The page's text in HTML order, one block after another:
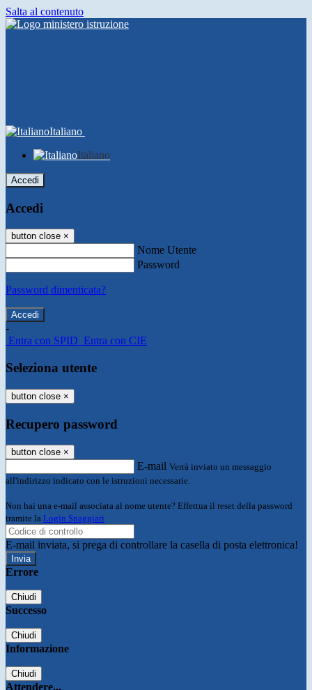
Salta al contenuto
Italiano
Italiano
Accedi
Accedi
button close ×
Nome Utente
Password
Password dimenticata?
-
Entra con SPID Entra con CIE
Seleziona utente
button close ×
Recupero password
button close ×
E-mail Verrà inviato un messaggio
all'indirizzo indicato con le istruzioni necessarie.
Non hai una e-mail associata al nome utente? Effettua il reset della password
tramite la Login Spaggiari
E-mail inviata, si prega di controllare la casella di posta elettronica!
Errore
Chiudi
Successo
Chiudi
Informazione
Chiudi
Attendere...